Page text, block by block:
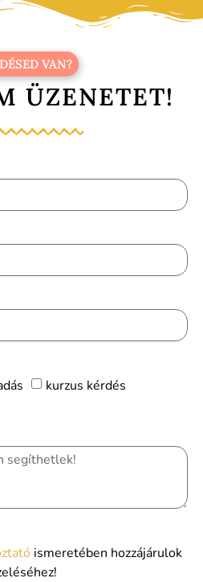
VAN?
ÜZENETET!
kurzus kérdés
ismeretében hozzájárulok